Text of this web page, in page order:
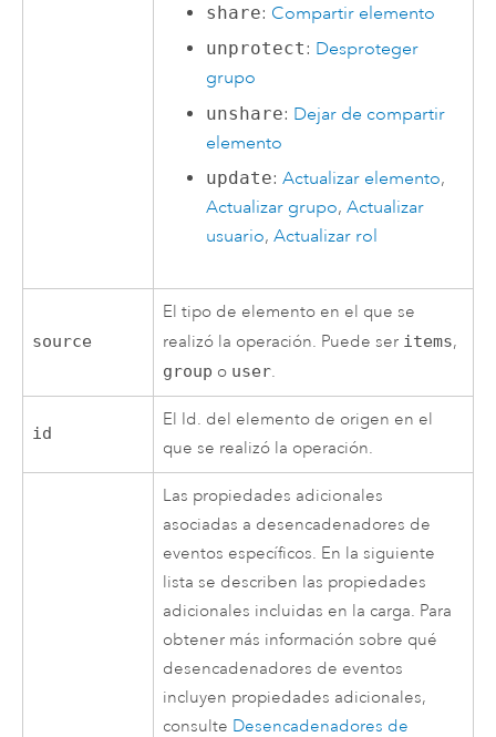
share: Compartir elemento
unprotect: Desproteger
grupo
unshare: Dejar de compartir
elemento
update:Actualizar elemento,
Actualizar grupo,Actualizar
usuario,Actualizar rol
source
El tipo de elemento en el que se
realizó la operación. Puede ser items,
group o user.
id
El Id. del elemento de origen en el
que se realizó la operación.
Las propiedades adicionales
asociadas a desencadenadores de
eventos específicos. En la siguiente
lista se describen las propiedades
adicionales incluidas en la carga. Para
obtener más información sobre qué
desencadenadores de eventos
incluyen propiedades adicionales,
consulte Desencadenadores de